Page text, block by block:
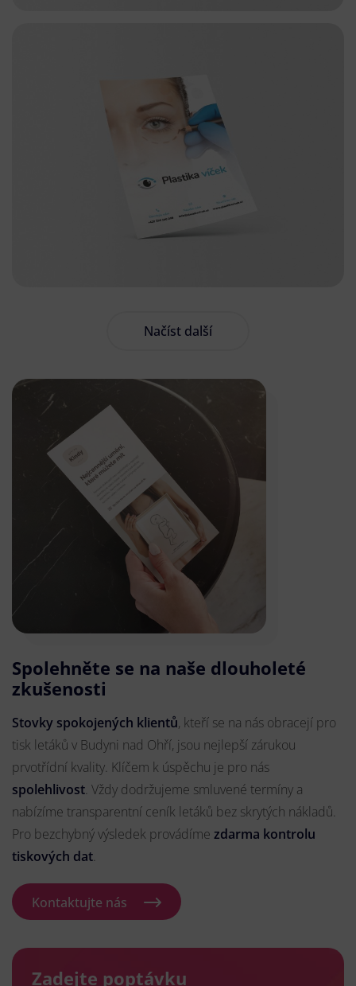
Načíst další
Spolehněte se na naše dlouholeté
zkušenosti
Stovky spokojených klientů, kteří se na nás obracejí pro
tisk letáků v Budyni nad Ohří, jsou nejlepší zárukou
prvotřídní kvality. Klíčem k úspěchu je pro nás
spolehlivost. Vždy dodržujeme smluvené termíny a
nabízíme transparentní ceník letáků bez skrytých nákladů.
Pro bezchybný výsledek provádíme zdarma kontrolu
tiskových dat.
Kontaktujte nás
Zadejte poptávku